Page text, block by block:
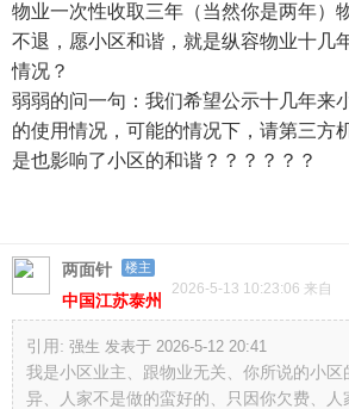
物业一次性收取三年（当然你是两年）
不退，愿小区和谐，就是纵容物业十几
情况？
弱弱的问一句：我们希望公示十几年来
的使用情况，可能的情况下，请第三方
是也影响了小区的和谐？？？？？？
两面针 楼主
2026-5-13 10:23:06 来自
中国江苏泰州
引用: 强生 发表于 2026-5-12 20:41
我是小区业主、跟物业无关、你所说的小
异、人家不是做的蛮好的、只因你欠费、人